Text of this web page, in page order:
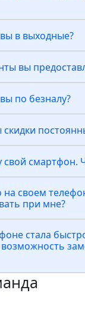
в выходные?
вы
по безналу?
скидки
свой смартфон.
на своем
при мне?
стала
возможность